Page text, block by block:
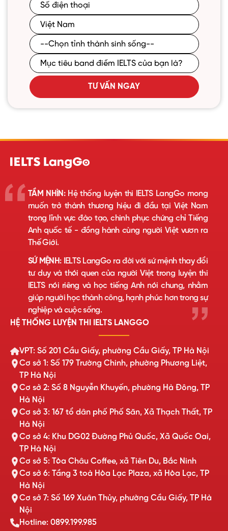
TƯ VẤN NGAY
TẦM NHÌN:Hệ thống luyện thi IELTS LangGo mong
muốn trở thành thương hiệu đi đầu tại Việt Nam
trong lĩnh vực đào tạo, chinh phục chứng chỉ Tiếng
Anh quốc tế - đồng hành cùng người Việt vươn ra
Thế Giới.
SỨ MỆNH:IELTS LangGo ra đời với sứ mệnh thay đổi
tư duy và thói quen của người Việt trong luyện thi
IELTS nói riêng và học tiếng Anh nói chung, nhằm
giúp người học thành công, hạnh phúc hơn trong sự
nghiệp và cuộc sống.
HỆ THỐNG LUYỆN THI IELTS LANGGO
VPT: Số 201 Cầu Giấy, phường Cầu Giấy, TP Hà Nội
Cơ sở 1: Số 179 Trường Chinh, phường Phương Liệt,
TP Hà Nội
Cơ sở 2: Số 8 Nguyễn Khuyến, phường Hà Đông, TP
Hà Nội
Cơ sở 3: 167 tổ dân phố Phố Săn, Xã Thạch Thất, TP
Hà Nội
Cơ sở 4: Khu DG02 Đường Phủ Quốc, Xã Quốc Oai,
TP Hà Nội
Cơ sở 5: Tòa Châu Coffee, xã Tiên Du, Bắc Ninh
Cơ sở 6: Tầng 3 toà Hòa Lạc Plaza, xã Hòa Lạc, TP
Hà Nội
Cơ sở 7: Số 169 Xuân Thủy, phường Cầu Giấy, TP Hà
Nội
Hotline: 0899.199.985